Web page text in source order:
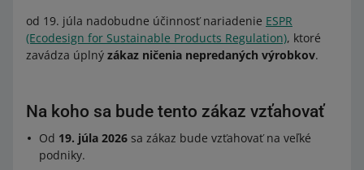
od 19. júla nadobudne účinnosť nariadenie ESPR
(Ecodesign for Sustainable Products Regulation), ktoré
zavádza úplný zákaz ničenia nepredaných výrobkov.
Na koho sa bude tento zákaz vzťahovať
Od 19. júla 2026 sa zákaz bude vzťahovať na veľké
podniky.